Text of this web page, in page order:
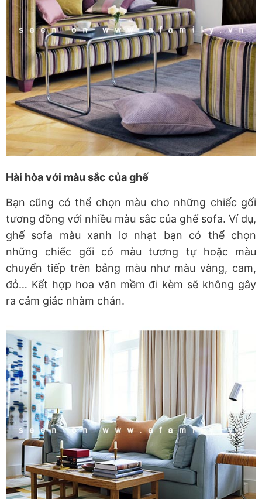
Hài hòa với màu sắc của ghế
Bạn cũng có thể chọn màu cho những chiếc gối
tương đồng với nhiều màu sắc của ghế sofa. Ví dụ,
ghế sofa màu xanh lơ nhạt bạn có thể chọn
những chiếc gối có màu tương tự hoặc màu
chuyển tiếp trên bảng màu như màu vàng, cam,
đỏ… Kết hợp hoa văn mềm đi kèm sẽ không gây
ra cảm giác nhàm chán.